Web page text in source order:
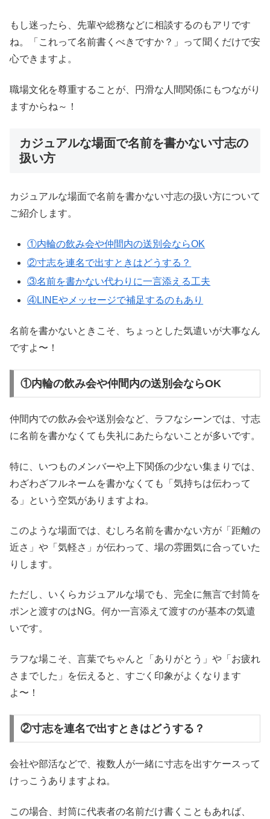
もし迷ったら、先輩や総務などに相談するのもアリです
ね。「これって名前書くべきですか？」って聞くだけで安
心できますよ。
職場文化を尊重することが、円滑な人間関係にもつながり
ますからね～！
カジュアルな場面で名前を書かない寸志の
扱い方
カジュアルな場面で名前を書かない寸志の扱い方について
ご紹介します。
①内輪の飲み会や仲間内の送別会ならOK
②寸志を連名で出すときはどうする？
③名前を書かない代わりに一言添える工夫
④LINEやメッセージで補足するのもあり
名前を書かないときこそ、ちょっとした気遣いが大事なん
ですよ〜！
①内輪の飲み会や仲間内の送別会ならOK
仲間内での飲み会や送別会など、ラフなシーンでは、寸志
に名前を書かなくても失礼にあたらないことが多いです。
特に、いつものメンバーや上下関係の少ない集まりでは、
わざわざフルネームを書かなくても「気持ちは伝わって
る」という空気がありますよね。
このような場面では、むしろ名前を書かない方が「距離の
近さ」や「気軽さ」が伝わって、場の雰囲気に合っていた
りします。
ただし、いくらカジュアルな場でも、完全に無言で封筒を
ポンと渡すのはNG。何か一言添えて渡すのが基本の気遣
いです。
ラフな場こそ、言葉でちゃんと「ありがとう」や「お疲れ
さまでした」を伝えると、すごく印象がよくなります
よ〜！
②寸志を連名で出すときはどうする？
会社や部活などで、複数人が一緒に寸志を出すケースって
けっこうありますよね。
この場合、封筒に代表者の名前だけ書くこともあれば、